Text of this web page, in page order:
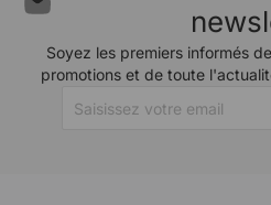
Soyez les premiers informés
promotions et de toute